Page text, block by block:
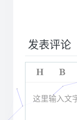
发表评论
这里输入文